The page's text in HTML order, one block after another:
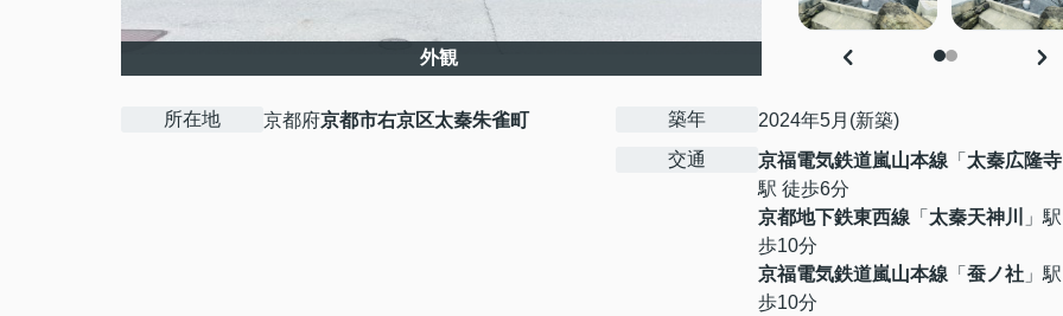
外観
所在地 京都府京都市右京区太秦朱雀町 築年
2024年5月(新築)
交通
京福電気鉄道嵐山本線 「 太秦広隆寺
駅 徒歩6分
京都地下鉄東西線 「 太秦天神川
」
歩10分
京福電気鉄道嵐山本線 「 蚕ノ社 」
歩10分